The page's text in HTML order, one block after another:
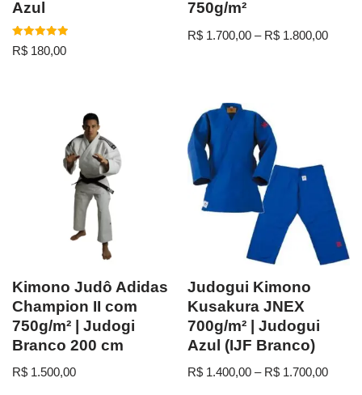
Azul
Avaliação
5.00
R$ 180,00
750g/m²
R$ 1.700,00 – R$ 1.800,00
Kimono Judô Adidas
Champion II com
750g/m² | Judogi
Branco 200 cm
R$ 1.500,00
Judogui Kimono
Kusakura JNEX
700g/m² | Judogui
Azul (IJF Branco)
R$ 1.400,00 – R$ 1.700,00